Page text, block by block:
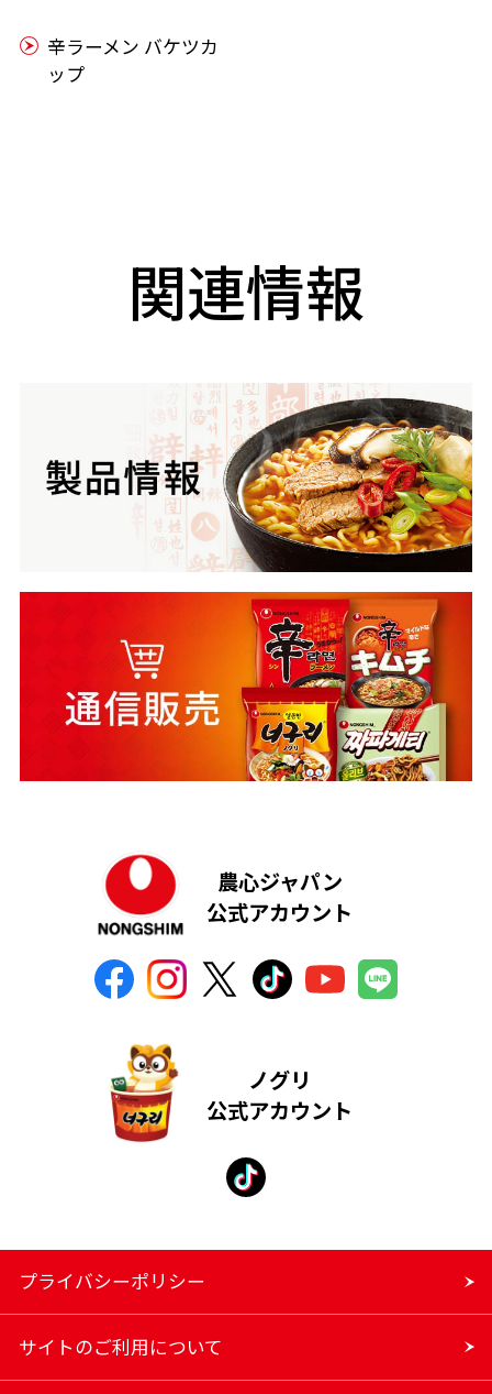
辛ラーメン バケツカ
ップ
関連情報
農心ジャパン
公式アカウント
ノグリ
公式アカウント
プライバシーポリシー
サイトのご利用について